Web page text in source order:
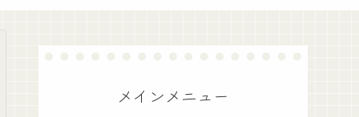
メインメニュー